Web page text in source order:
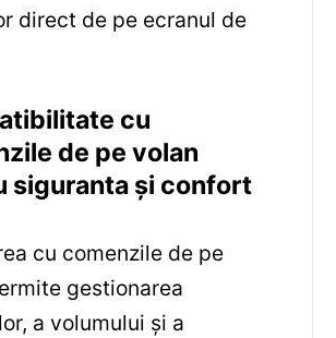
direct de pe ecranul de
cu
de pe volan
siguranta și confort
cu comenzile de pe
gestionarea
a volumului și a